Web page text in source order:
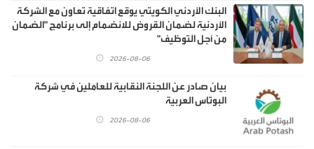
البنك الأردني الكويتي يوقع اتفاقية تعاون مع الشركة
الأردنية لضمان القروض للانضمام إلى برنامج "الضمان
من أجل التوظيف"
2026-08-06
بيان صادر عن اللجنة النقابية للعاملين في شركة
البوتاس العربية
2026-08-06